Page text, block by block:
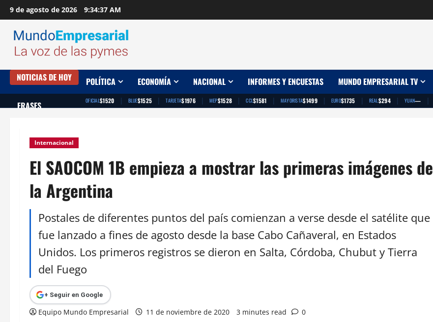
Saltar
al
contenido
9 de agosto de 2026 9:34:38 AM
NOTICIAS DE HOY POLÍTICA ECONOMÍA NACIONAL INFORMES Y ENCUESTAS MUNDO EMPRESARIAL TV
FRASES OFICIAL$1520 | BLUE$1525 | TARJETA$1976 | MEP$1528 | CCL$1581 | MAYORISTA$1499 | EURO$1735 | REAL$294 | YUAN— |
Internacional
El SAOCOM 1B empieza a mostrar las primeras imágenes de
la Argentina
Postales de diferentes puntos del país comienzan a verse desde el satélite que
fue lanzado a fines de agosto desde la base Cabo Cañaveral, en Estados
Unidos. Los primeros registros se dieron en Salta, Córdoba, Chubut y Tierra
del Fuego
+ Seguir en Google
Equipo Mundo Empresarial 11 de noviembre de 2020 3 minutes read 0